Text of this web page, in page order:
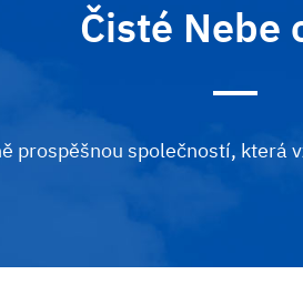
Čisté Nebe
prospěšnou společností, která